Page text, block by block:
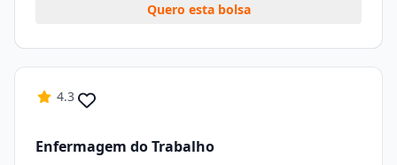
Quero esta bolsa
4.3
Enfermagem do Trabalho